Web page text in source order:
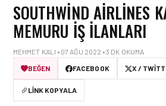
SOUTHWIND AIRLINES
MEMURU IŞ ILANLARI
MEHMET KALI • 07 AĞU 2022 • 3 DK OKUMA
BEĞEN
FACEBOOK X /
LINK KOPYALA